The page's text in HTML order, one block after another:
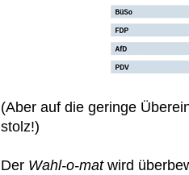
(Aber auf die geringe
stolz!)
Der Wahl-o-matwird